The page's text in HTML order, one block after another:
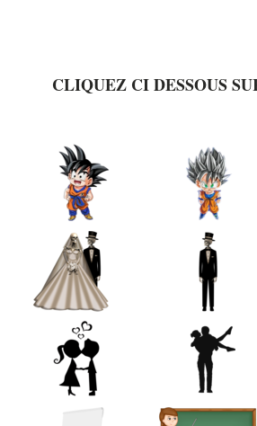
CLIQUEZ CI DESSOUS